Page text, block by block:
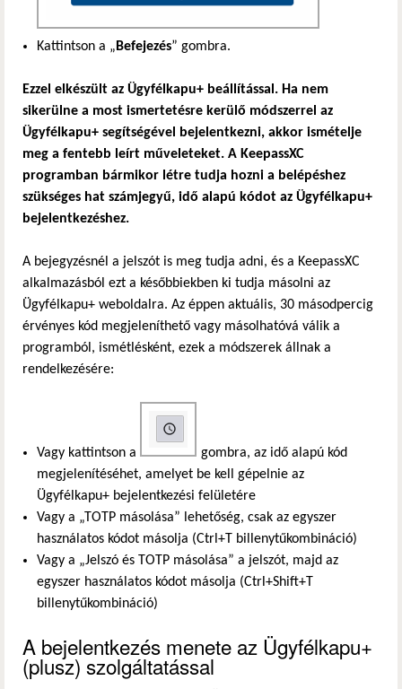
Kattintson a „ Befejezés” gombra.
Ezzel elkészült az Ügyfélkapu+ beállítással. Ha nem
sikerülne a most ismertetésre kerülő módszerrel az
Ügyfélkapu+ segítségével bejelentkezni, akkor ismételje
meg a fentebb leírt műveleteket. A KeepassXC
programban bármikor létre tudja hozni a belépéshez
szükséges hat számjegyű, idő alapú kódot az Ügyfélkapu+
bejelentkezéshez.
A bejegyzésnél a jelszót is meg tudja adni, és a KeepassXC
alkalmazásból ezt a későbbiekben ki tudja másolni az
Ügyfélkapu+ weboldalra. Az éppen aktuális, 30 másodpercig
érvényes kód megjeleníthető vagy másolhatóvá válik a
programból, ismétlésként, ezek a módszerek állnak a
rendelkezésére:
Vagy kattintson a
gombra, az idő alapú kód
megjelenítéséhet, amelyet be kell gépelnie az
Ügyfélkapu+ bejelentkezési felületére
Vagy a „TOTP másolása” lehetőség, csak az egyszer
használatos kódot másolja (Ctrl+T billenytűkombináció)
Vagy a „Jelszó és TOTP másolása” a jelszót, majd az
egyszer használatos kódot másolja (Ctrl+Shift+T
billenytűkombináció)
A bejelentkezés menete az Ügyfélkapu+
(plusz) szolgáltatással